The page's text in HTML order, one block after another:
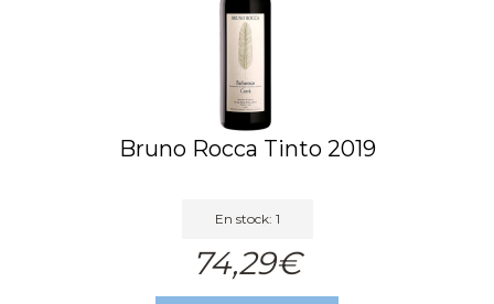
Bruno Rocca Tinto 2019
En stock: 1
74,29€